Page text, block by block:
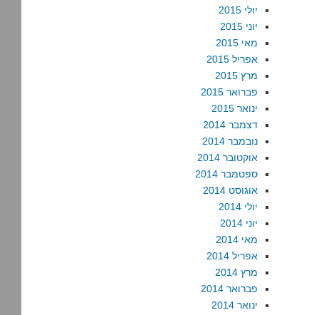
יולי 2015
יוני 2015
מאי 2015
אפריל 2015
מרץ 2015
פברואר 2015
ינואר 2015
דצמבר 2014
נובמבר 2014
אוקטובר 2014
ספטמבר 2014
אוגוסט 2014
יולי 2014
יוני 2014
מאי 2014
אפריל 2014
מרץ 2014
פברואר 2014
ינואר 2014